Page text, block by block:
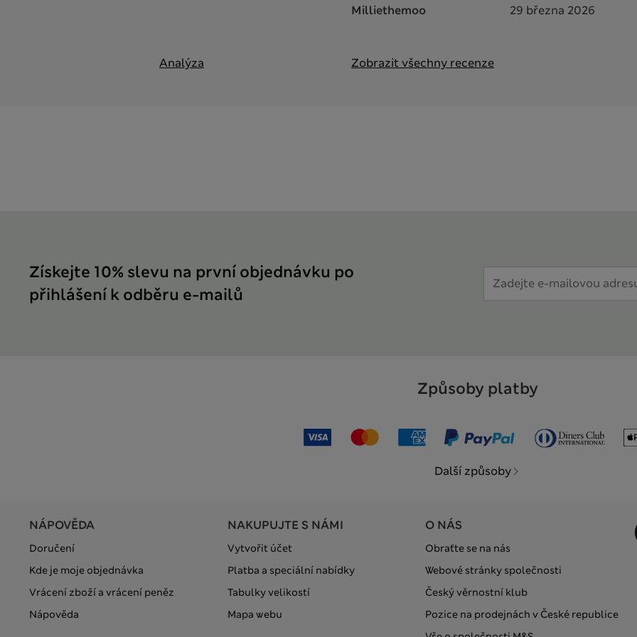
Analýza
Milliethemoo 29 března 2026
Zobrazit všechny recenze
Získejte 10% slevu na první objednávku po
přihlášení k odběru e-mailů
Způsoby platby
Další způsoby
NÁPOVĚDA
Doručení
Kde je moje objednávka
Vrácení zboží a vrácení peněz
Nápověda
NAKUPUJTE S NÁMI
Vytvořit účet
Platba a speciální nabídky
Tabulky velikostí
Mapa webu
O NÁS
Obraťte se na nás
Webové stránky společnosti
Český věrnostní klub
Pozice na prodejnách v České republice